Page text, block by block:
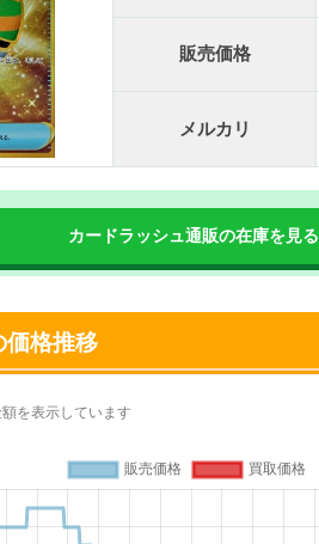
販売価格
メルカリ
カードラッシュ通販の在庫を見る
価格推移
を表示しています